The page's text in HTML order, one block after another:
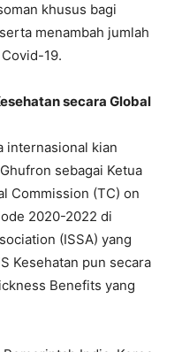
khusus bagi
menambah jumlah
19.
secara Global
internasional kian
sebagai Ketua
Commission (TC) on
2020-2022 di
(ISSA) yang
Kesehatan pun secara
Benefits yang